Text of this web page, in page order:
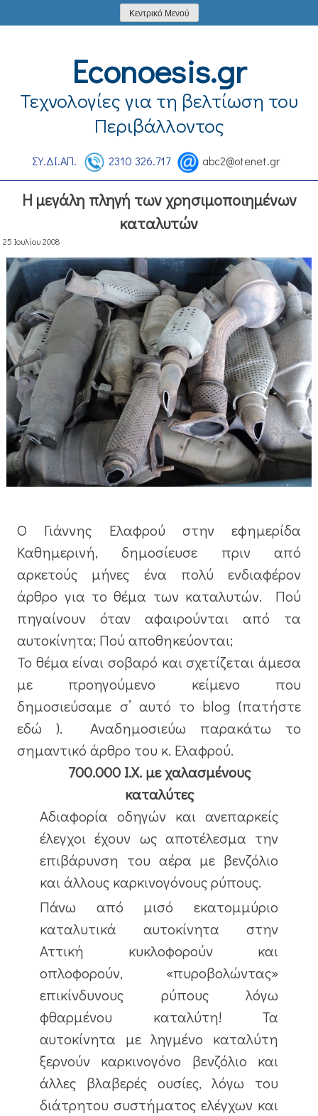
to
Κεντρικό Μενού
Econoesis.gr
Τεχνολογίες για τη βελτίωση του
Περιβάλλοντος
ΣΥ.ΔΙ.ΑΠ. 2310 326.717 abc2@otenet.gr
Η μεγάλη πληγή των χρησιμοποιημένων
καταλυτών
25 Ιουλίου 2008
Ο Γιάννης Ελαφρού στην εφημερίδα
Καθημερινή, δημοσίευσε πριν από
αρκετούς μήνες ένα πολύ ενδιαφέρον
άρθρο για το θέμα των καταλυτών. Πού
πηγαίνουν όταν αφαιρούνται από τα
αυτοκίνητα; Πού αποθηκεύονται;
Το θέμα είναι σοβαρό και σχετίζεται άμεσα
με προηγούμενο κείμενο που
δημοσιεύσαμε σ’ αυτό το blog (πατήστε
εδώ). Αναδημοσιεύω παρακάτω το
σημαντικό άρθρο του κ. Ελαφρού.
700.000 Ι.Χ. με χαλασμένους
καταλύτες
Αδιαφορία οδηγών και ανεπαρκείς
έλεγχοι έχουν ως αποτέλεσμα την
επιβάρυνση του αέρα με βενζόλιο
και άλλους καρκινογόνους ρύπους.
Πάνω από μισό εκατομμύριο
καταλυτικά αυτοκίνητα στην
Αττική κυκλοφορούν και
οπλοφορούν, «πυροβολώντας»
επικίνδυνους ρύπους λόγω
φθαρμένου καταλύτη! Τα
αυτοκίνητα με ληγμένο καταλύτη
ξερνούν καρκινογόνο βενζόλιο και
άλλες βλαβερές ουσίες, λόγω του
διάτρητου συστήματος ελέγχων και